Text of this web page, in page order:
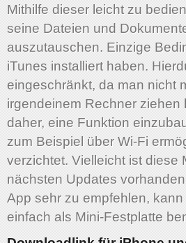
Mithilfe dieser leicht zu
seine Dateien und
auszutauschen. Einzige
iTunes installiert haben.
eingeschränkt, da man nicht
irgendeinem Rechner
daher, eine Funktion
zum Beispiel über Wi-Fi
verzichtet. Vielleicht ist diese
nächsten Updates
App sehr zu empfehlen,
einfach als Mini-Festplatte